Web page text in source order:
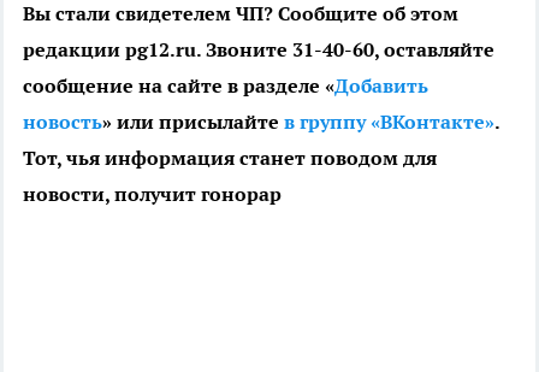
Вы стали свидетелем ЧП? Сообщите об этом
редакции pg12.ru. Звоните 31-40-60, оставляйте
сообщение на сайте в разделе «Добавить
новость» или присылайте в группу «ВКонтакте».
Тот, чья информация станет поводом для
новости, получит гонорар